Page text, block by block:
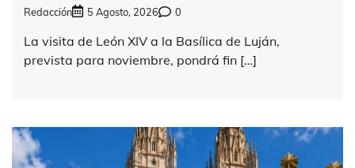
Redacción 5 Agosto, 2026 0
La visita de León XIV a la Basílica de Luján,
prevista para noviembre, pondrá fin […]